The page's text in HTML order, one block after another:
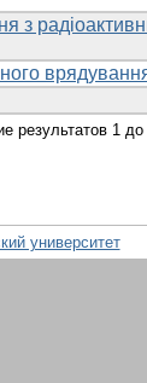
з
результатов 1 до
университет